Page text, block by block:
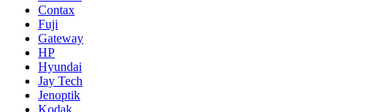
Contax
Fuji
Gateway
HP
Hyundai
Jay Tech
Jenoptik
Kodak